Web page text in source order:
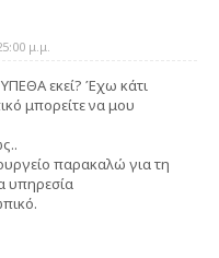
μ.μ.
εκεί? Έχω κάτι
μπορείτε να μου
παρακαλώ για τη
υπηρεσία